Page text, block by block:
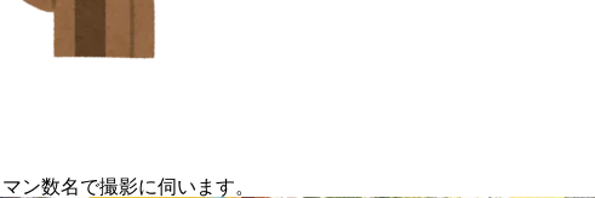
ン数名で撮影に伺います。